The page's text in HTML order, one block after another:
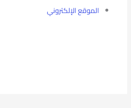
الموقع الإلكتروني